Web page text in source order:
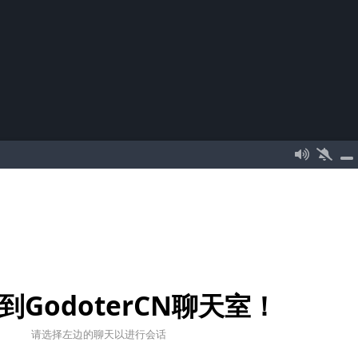
GodoterCN聊天室！
请选择左边的聊天以进行会话